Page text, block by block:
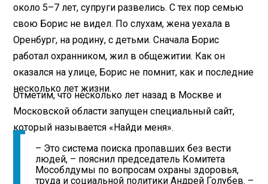
около 5–7 лет, супруги развелись. С тех пор семью
свою Борис не видел. По слухам, жена уехала в
Оренбург, на родину, с детьми. Сначала Борис
работал охранником, жил в общежитии. Как он
оказался на улице, Борис не помнит, как и последние
несколько лет жизни.
Отметим, что несколько лет назад в Москве и
Московской области запущен специальный сайт,
который называется «Найди меня».
– Это система поиска пропавших без вести
людей, – пояснил председатель Комитета
Мособлдумы по вопросам охраны здоровья,
труда и социальной политики Андрей Голубев. –